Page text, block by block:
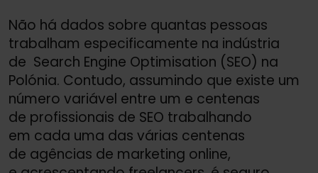
Não há dados sobre quantas pessoas
trabalham especificamente na indústria
de Search Engine Optimisation (SEO) na
Polónia. Contudo, assumindo que existe um
número variável entre um e centenas
de profissionais de SEO trabalhando
em cada uma das várias centenas
de agências de marketing online,